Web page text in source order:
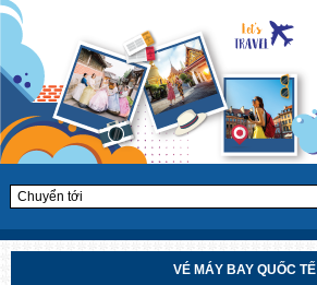
VÉ MÁY BAY QUỐC TẾ